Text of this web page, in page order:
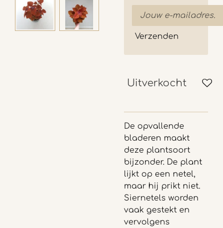
Verzenden
Uitverkocht
De opvallende
bladeren maakt
deze plantsoort
bijzonder. De plant
lijkt op een netel,
maar hij prikt niet.
Siernetels worden
vaak gestekt en
vervolgens